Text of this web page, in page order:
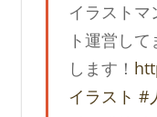
イラストマ
ト運営し
します！
イラスト #